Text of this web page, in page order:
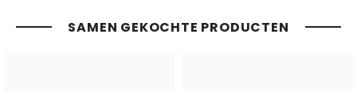
SAMEN GEKOCHTE PRODUCTEN